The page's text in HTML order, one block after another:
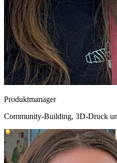
Produktmanager
Community-Building, 3D-Druck